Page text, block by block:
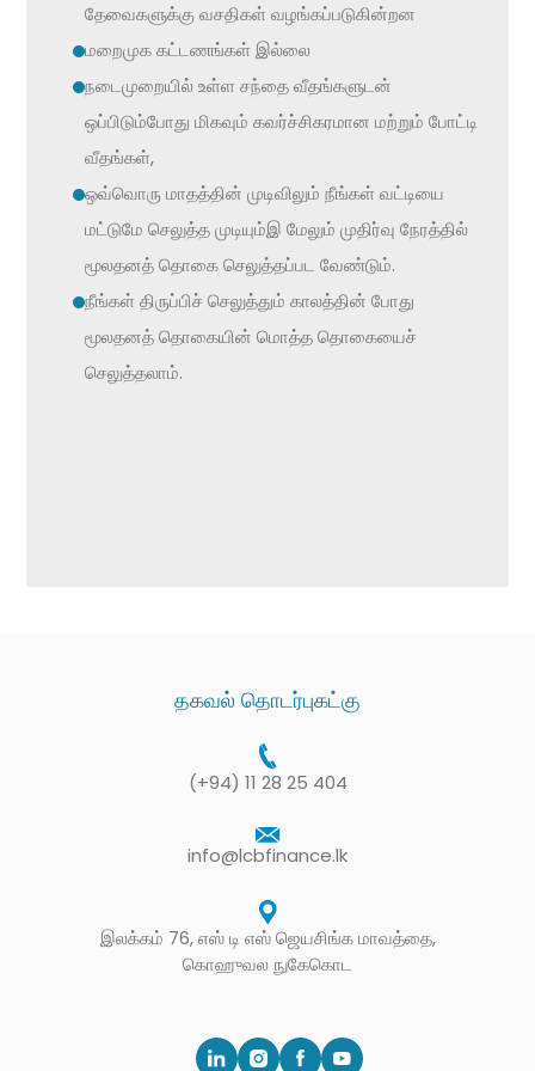
தேவைகளுக்கு வசதிகள் வழங்கப்படுகின்றன
மறைமுக கட்டணங்கள் இல்லை
நடைமுறையில் உள்ள சந்தை வீதங்களுடன்
ஒப்பிடும்போது மிகவும் கவர்ச்சிகரமான மற்றும் போட்டி
வீதங்கள்,
ஒவ்வொரு மாதத்தின் முடிவிலும் நீங்கள் வட்டியை
மட்டுமே செலுத்த முடியும்இ மேலும் முதிர்வு நேரத்தில்
மூலதனத் தொகை செலுத்தப்பட வேண்டும்.
நீங்கள் திருப்பிச் செலுத்தும் காலத்தின் போது
மூலதனத் தொகையின் மொத்த தொகையைச்
செலுத்தலாம்.
தகவல் தொடர்புகட்கு
(+94) 11 28 25 404
info@lcbfinance.lk
இலக்கம் 76, எஸ் டி எஸ் ஜெயசிங்க மாவத்தை,
கொஹுவல நுகேகொட